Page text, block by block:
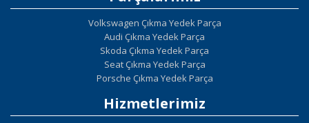
Volkswagen Çıkma Yedek Parça
Audi Çıkma Yedek Parça
Skoda Çıkma Yedek Parça
Seat Çıkma Yedek Parça
Porsche Çıkma Yedek Parça
Hizmetlerimiz